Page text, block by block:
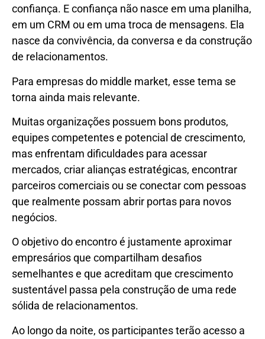
confiança. E confiança não nasce em uma planilha,
em um CRM ou em uma troca de mensagens. Ela
nasce da convivência, da conversa e da construção
de relacionamentos.
Para empresas do middle market, esse tema se
torna ainda mais relevante.
Muitas organizações possuem bons produtos,
equipes competentes e potencial de crescimento,
mas enfrentam dificuldades para acessar
mercados, criar alianças estratégicas, encontrar
parceiros comerciais ou se conectar com pessoas
que realmente possam abrir portas para novos
negócios.
O objetivo do encontro é justamente aproximar
empresários que compartilham desafios
semelhantes e que acreditam que crescimento
sustentável passa pela construção de uma rede
sólida de relacionamentos.
Ao longo da noite, os participantes terão acesso a